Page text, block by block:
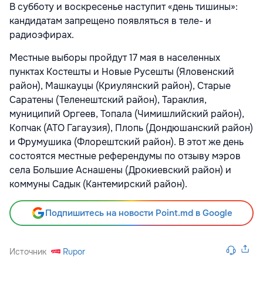
В субботу и воскресенье наступит «день тишины»:
кандидатам запрещено появляться в теле- и
радиоэфирах.
Местные выборы пройдут 17 мая в населенных
пунктах Костешты и Новые Русешты (Яловенский
район), Машкауцы (Криулянский район), Старые
Саратены (Теленештский район), Тараклия,
муниципий Оргеев, Топала (Чимишлийский район),
Копчак (АТО Гагаузия), Плопь (Дондюшанский район)
и Фрумушика (Флорештский район). В этот же день
состоятся местные референдумы по отзыву мэров
села Большие Аснашены (Дрокиевский район) и
коммуны Садык (Кантемирский район).
Подпишитесь на новости Point.md в Google
Источник Rupor